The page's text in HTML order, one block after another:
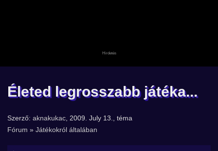
Életed legrosszabb játéka...
Szerző: aknakukac , 2009. July 13., téma
Fórum » Játékokról általában